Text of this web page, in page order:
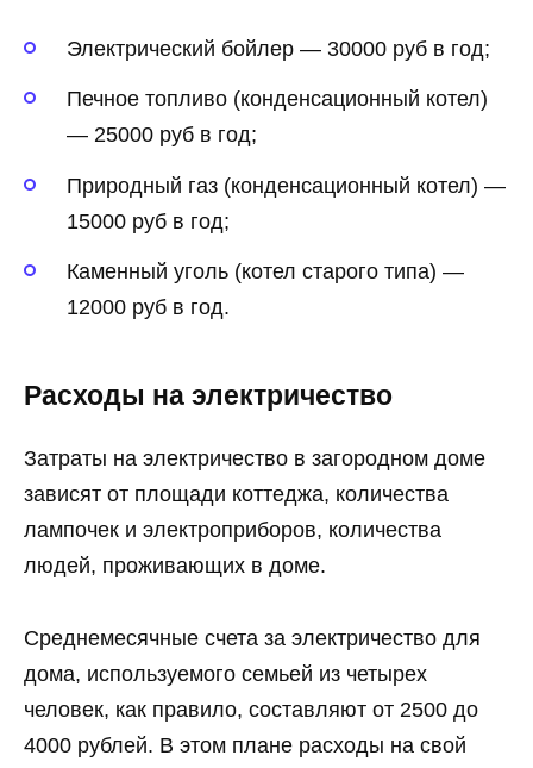
Электрический бойлер — 30000 руб в год;
Печное топливо (конденсационный котел)
— 25000 руб в год;
Природный газ (конденсационный котел) —
15000 руб в год;
Каменный уголь (котел старого типа) —
12000 руб в год.
Расходы на электричество
Затраты на электричество в загородном доме
зависят от площади коттеджа, количества
лампочек и электроприборов, количества
людей, проживающих в доме.
Среднемесячные счета за электричество для
дома, используемого семьей из четырех
человек, как правило, составляют от 2500 до
4000 рублей. В этом плане расходы на свой